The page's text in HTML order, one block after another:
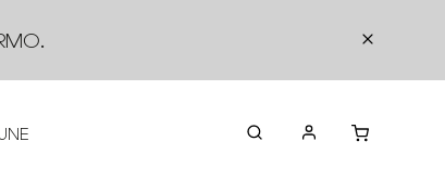
.
KONTAKTY